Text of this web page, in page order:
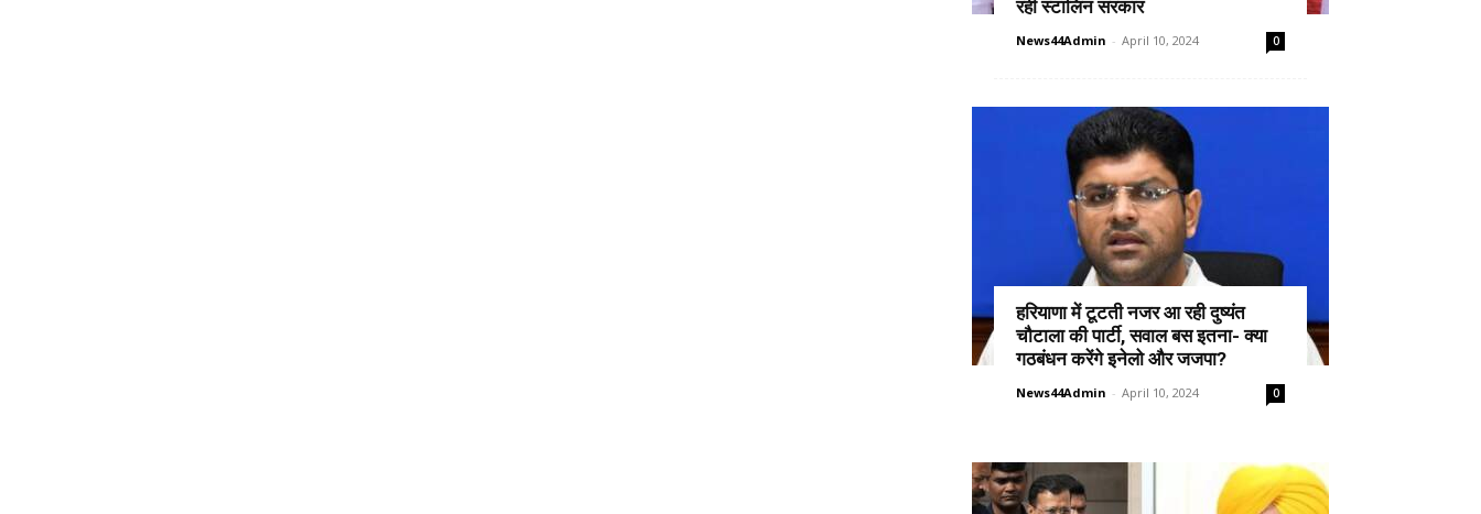
रही स्टालिन सरकार
News44Admin - April 10, 2024 0
हरियाणा में टूटती नजर आ रही दुष्यंत
चौटाला की पार्टी, सवाल बस इतना- क्या
गठबंधन करेंगे इनेलो और जजपा?
News44Admin - April 10, 2024 0